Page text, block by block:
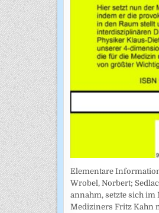
Elementare
Wrobel, Norbert;
annahm, setzte sich
Mediziners Fritz Kahn